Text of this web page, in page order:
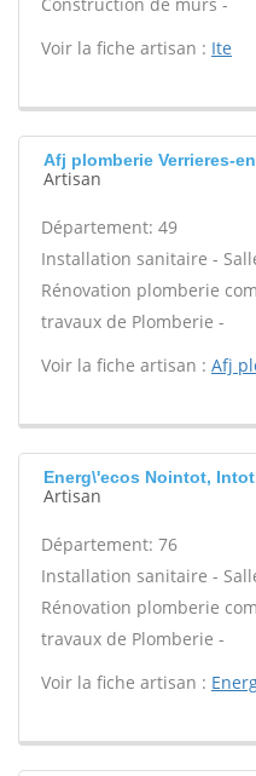
Voir la fiche artisan : Ite
Afj plomberie Verrieres-
Artisan
Département: 49
Installation sanitaire -
Rénovation plomberie
travaux de Plomberie -
Voir la fiche artisan : Afj
Energ\'ecos Nointot, Intot
Artisan
Département: 76
Installation sanitaire -
Rénovation plomberie
travaux de Plomberie -
Voir la fiche artisan :